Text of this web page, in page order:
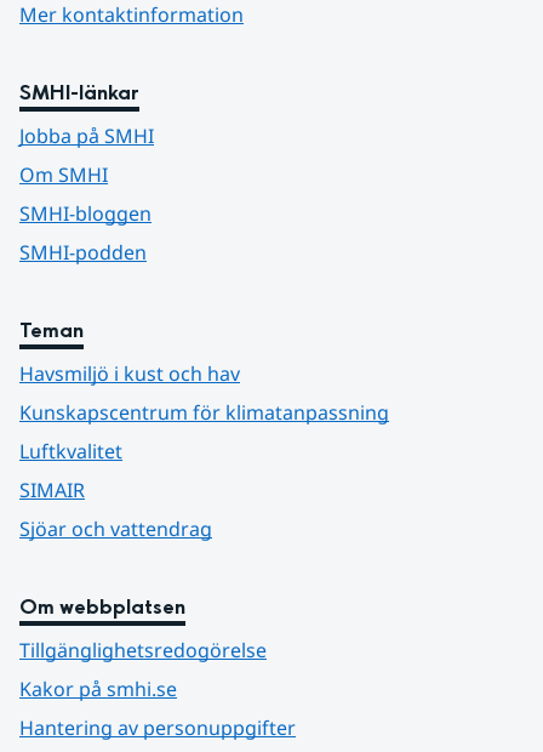
Mer kontaktinformation
SMHI-länkar
Jobba på SMHI
Om SMHI
SMHI-bloggen
SMHI-podden
Teman
Havsmiljö i kust och hav
Kunskapscentrum för klimatanpassning
Luftkvalitet
SIMAIR
Sjöar och vattendrag
Om webbplatsen
Tillgänglighetsredogörelse
Kakor på smhi.se
Hantering av personuppgifter